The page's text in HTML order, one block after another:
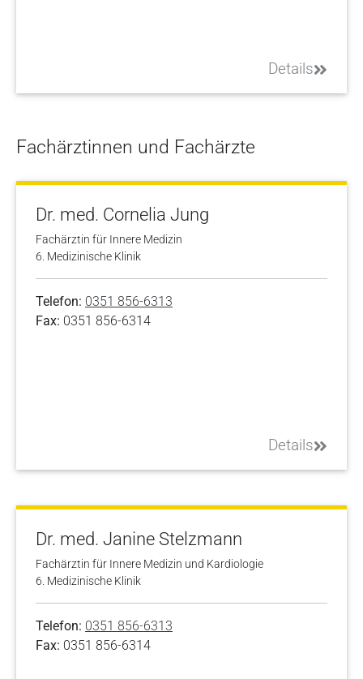
Details
Fachärztinnen und Fachärzte
Dr. med. Cornelia Jung
Fachärztin für Innere Medizin
6. Medizinische Klinik
Telefon: 0351 856-6313
Fax: 0351 856-6314
Details
Dr. med. Janine Stelzmann
Fachärztin für Innere Medizin und Kardiologie
6. Medizinische Klinik
Telefon: 0351 856-6313
Fax: 0351 856-6314